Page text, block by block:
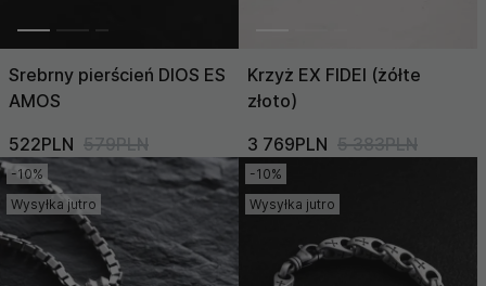
Srebrny pierścień DIOS ES
AMOS
522PLN 579PLN
Krzyż EX FIDEI (żółte
złoto)
3 769PLN 5 383PLN
-10%
Wysyłka jutro
-10%
Wysyłka jutro